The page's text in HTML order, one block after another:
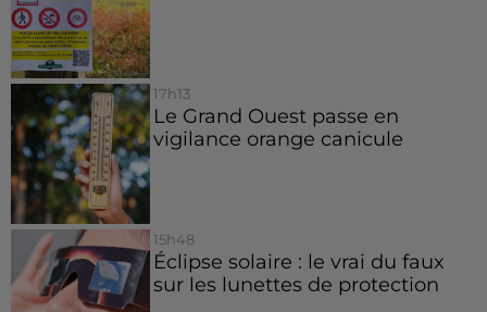
17h13
Le Grand Ouest passe en
vigilance orange canicule
15h48
Éclipse solaire : le vrai du faux
sur les lunettes de protection